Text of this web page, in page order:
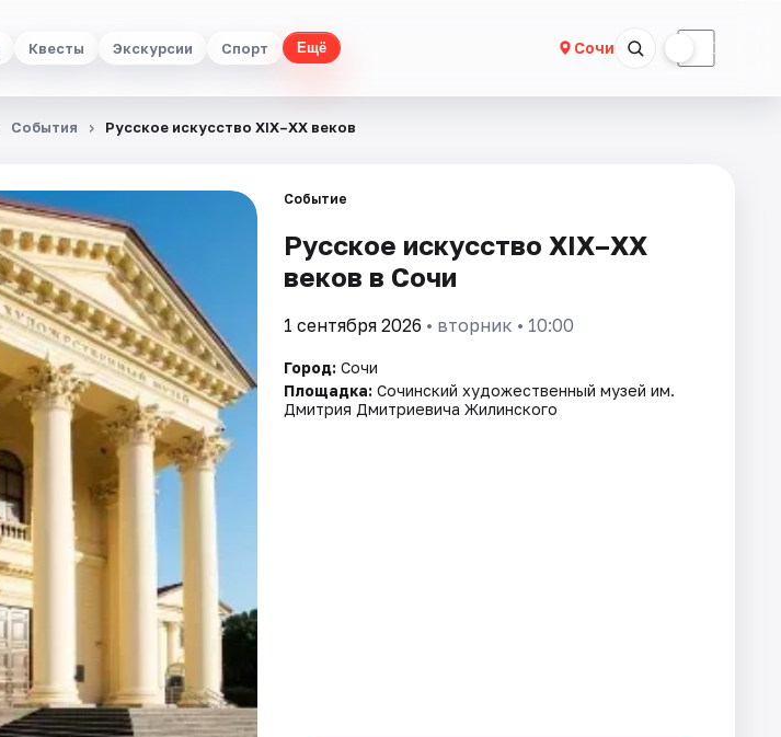
Квесты Экскурсии Спорт Ещё Сочи ☾
События Русское искусство XIX–XX веков
Событие
Русское искусство XIX–XX
веков в Сочи
1 сентября 2026 • вторник • 10:00
Город: Сочи
Площадка: Сочинский художественный музей им.
Дмитрия Дмитриевича Жилинского